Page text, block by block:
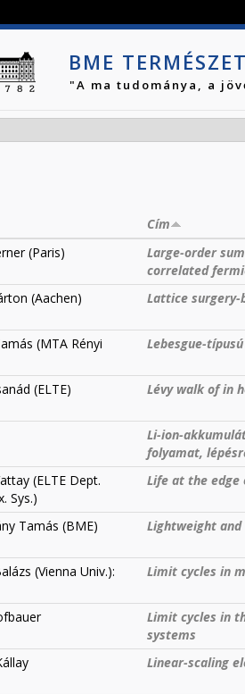
BME
"A ma tudománya, a
Cím
(Paris)
Large-order
correlated
(Aachen) Lattice
(MTA Rényi
Lebesgue-
(ELTE) Lévy walk of in
Li-ion-
folyamat,
(ELTE Dept.
Sys.)
Life at the edge
Tamás (BME) Lightweight
(Vienna Univ.): Limit cycles in
Limit cycles in
systems
Linear-scaling